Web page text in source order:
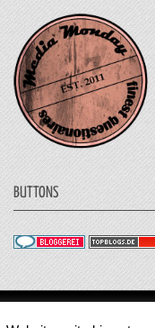
BUTTONS
© 2011 - 2018